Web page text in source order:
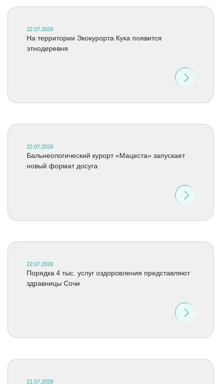
22.07.2026
На территории Экокурорта Кука появится
этнодеревня
22.07.2026
Бальнеологический курорт «Мацеста» запускает
новый формат досуга
22.07.2026
Порядка 4 тыс. услуг оздоровления представляют
здравницы Сочи
21.07.2026